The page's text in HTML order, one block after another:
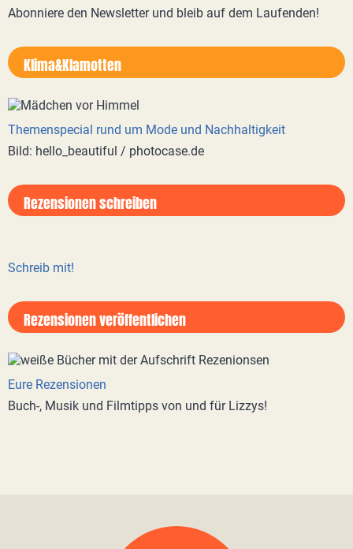
Abonniere den Newsletter und bleib auf dem Laufenden!
Klima&Klamotten
Themenspecial rund um Mode und Nachhaltigkeit
Bild: hello_beautiful / photocase.de
Rezensionen schreiben
Schreib mit!
Rezensionen veröffentlichen
Eure Rezensionen
Buch-, Musik und Filmtipps von und für Lizzys!